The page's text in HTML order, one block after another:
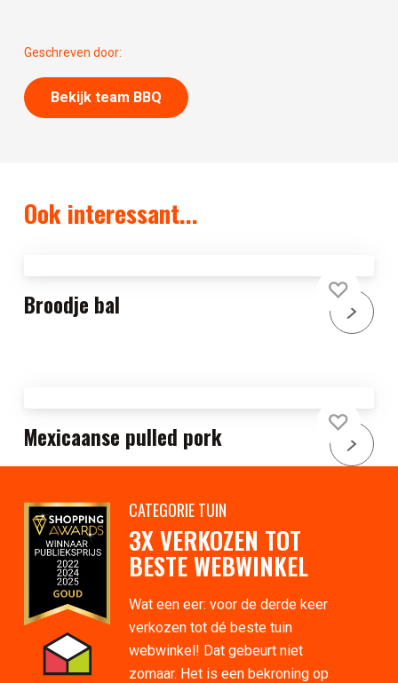
Geschreven door:
Bekijk team BBQ
Ook interessant...
Broodje bal
Mexicaanse pulled pork
CATEGORIE TUIN
3X VERKOZEN TOT
BESTE WEBWINKEL
Wat een eer: voor de derde keer
verkozen tot dé beste tuin
webwinkel! Dat gebeurt niet
zomaar. Het is een bekroning op